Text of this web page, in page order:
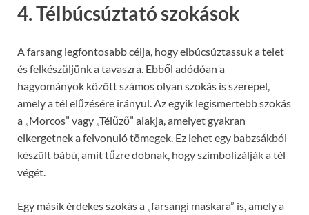
4. Télbúcsúztató szokások
A farsang legfontosabb célja, hogy elbúcsúztassuk a telet
és felkészüljünk a tavaszra. Ebből adódóan a
hagyományok között számos olyan szokás is szerepel,
amely a tél elűzésére irányul. Az egyik legismertebb szokás
a „Morcos” vagy „Télűző” alakja, amelyet gyakran
elkergetnek a felvonuló tömegek. Ez lehet egy babzsákból
készült bábú, amit tűzre dobnak, hogy szimbolizálják a tél
végét.
Egy másik érdekes szokás a „farsangi maskara” is, amely a